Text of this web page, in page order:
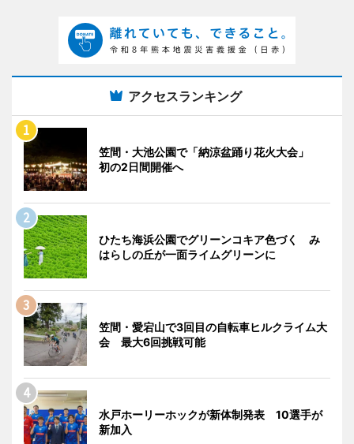
アクセスランキング
笠間・大池公園で「納涼盆踊り花火大会」
初の2日間開催へ
ひたち海浜公園でグリーンコキア色づく み
はらしの丘が一面ライムグリーンに
笠間・愛宕山で3回目の自転車ヒルクライム大
会 最大6回挑戦可能
水戸ホーリーホックが新体制発表 10選手が
新加入